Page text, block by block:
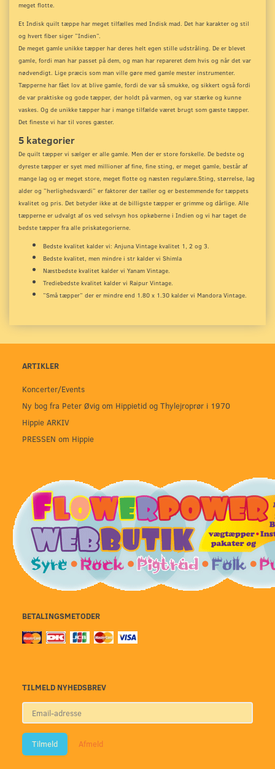
meget flotte.
Et Indisk quilt tæppe har meget tilfælles med Indisk mad. Det har karakter og stil
og hvert fiber siger ”Indien”.
De meget gamle unikke tæpper har deres helt egen stille udstråling. De er blevet
gamle, fordi man har passet på dem, og man har repareret dem hvis og når det var
nødvendigt. Lige præcis som man ville gøre med gamle mester instrumenter.
Tæpperne har fået lov at blive gamle, fordi de var så smukke, og sikkert også fordi
de var praktiske og gode tæpper, der holdt på varmen, og var stærke og kunne
vaskes. Og de unikke tæpper har i mange tilfælde været brugt som gæste tæpper.
Det fineste vi har til vores gæster.
5 kategorier
De quilt tæpper vi sælger er alle gamle. Men der er store forskelle. De bedste og
dyreste tæpper er syet med millioner af fine, fine sting, er meget gamle, består af
mange lag og er meget store, meget flotte og næsten regulære.Sting, størrelse, lag
alder og ”herlighedsværdi” er faktorer der tæller og er bestemmende for tæppets
kvalitet og pris. Det betyder ikke at de billigste tæpper er grimme og dårlige. Alle
tæpperne er udvalgt af os ved selvsyn hos opkøberne i Indien og vi har taget de
bedste tæpper fra alle priskategorierne.
Bedste kvalitet kalder vi: Anjuna Vintage kvalitet 1, 2 og 3.
Bedste kvalitet, men mindre i str kalder vi Shimla
Næstbedste kvalitet kalder vi Yanam Vintage.
Trediebedste kvalitet kalder vi Raipur Vintage.
”Små tæpper” der er mindre end 1.80 x 1.30 kalder vi Mandora Vintage.
ARTIKLER
Koncerter/Events
Ny bog fra Peter Øvig om Hippietid og Thylejroprør i 1970
Hippie ARKIV
PRESSEN om Hippie
BETALINGSMETODER
TILMELD NYHEDSBREV
Email-
adresse
Tilmeld Afmeld